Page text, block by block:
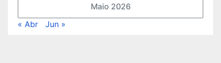
Maio 2026
« Abr Jun »